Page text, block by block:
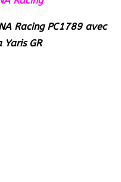
Racing PC1789 avec
GR